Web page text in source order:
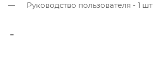
Руководство пользователя - 1 шт
=